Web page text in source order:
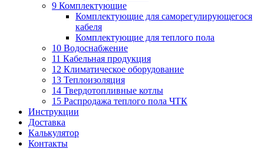
9 Комплектующие
Комплектующие для саморегулирующегося
кабеля
Комплектующие для теплого пола
10 Водоснабжение
11 Кабельная продукция
12 Климатическое оборудование
13 Теплоизоляция
14 Твердотопливные котлы
15 Распродажа теплого пола ЧТК
Инструкции
Доставка
Калькулятор
Контакты